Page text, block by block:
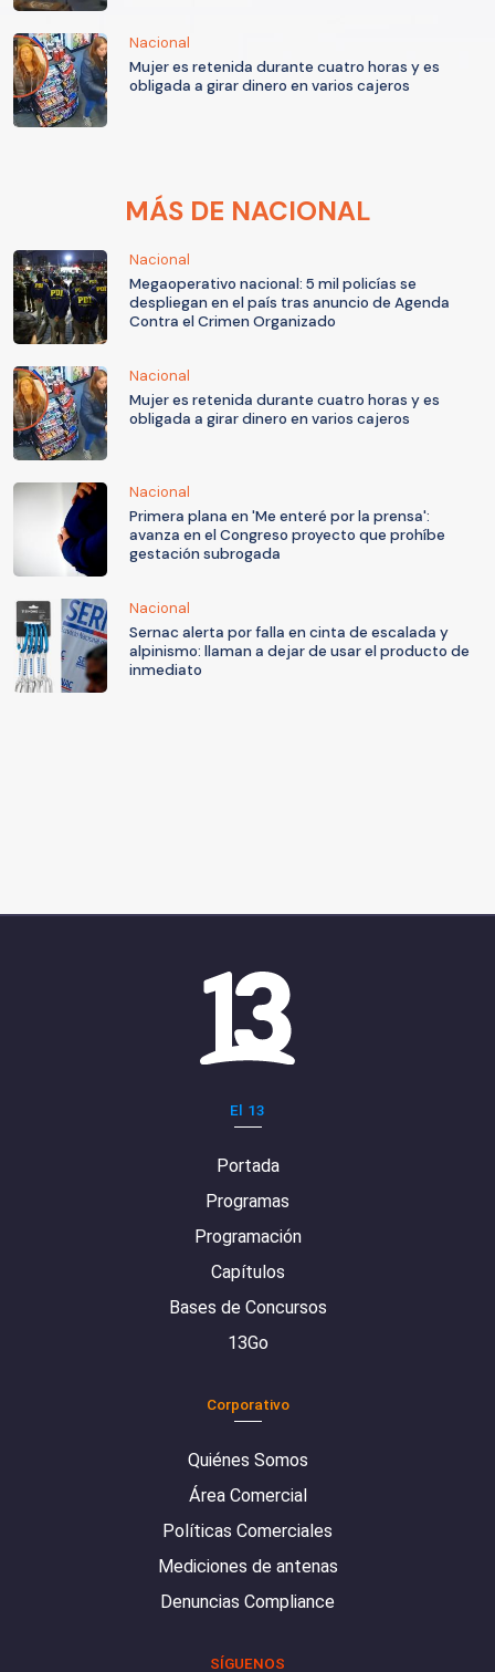
Nacional
Mujer es retenida durante cuatro horas y es
obligada a girar dinero en varios cajeros
MÁS DE NACIONAL
Nacional
Megaoperativo nacional: 5 mil policías se
despliegan en el país tras anuncio de Agenda
Contra el Crimen Organizado
Nacional
Mujer es retenida durante cuatro horas y es
obligada a girar dinero en varios cajeros
Nacional
Primera plana en 'Me enteré por la prensa':
avanza en el Congreso proyecto que prohíbe
gestación subrogada
Nacional
Sernac alerta por falla en cinta de escalada y
alpinismo: llaman a dejar de usar el producto de
inmediato
El 13
Portada
Programas
Programación
Capítulos
Bases de Concursos
13Go
Corporativo
Quiénes Somos
Área Comercial
Políticas Comerciales
Mediciones de antenas
Denuncias Compliance
SÍGUENOS